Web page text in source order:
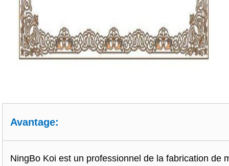
Avantage:
NingBo Koi est un professionnel de la fabrication de